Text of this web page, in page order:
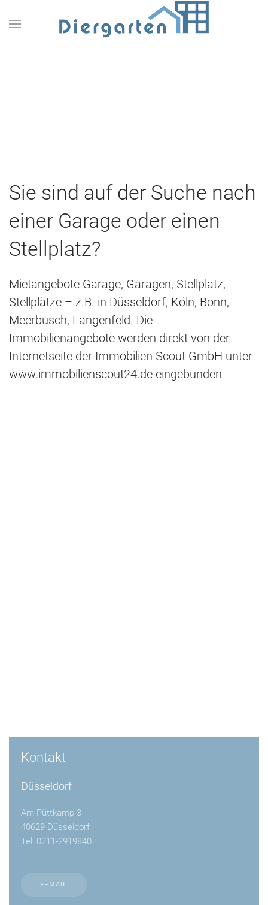
Sie sind auf der Suche nach
einer Garage oder einen
Stellplatz?
Mietangebote Garage, Garagen, Stellplatz,
Stellplätze – z.B. in Düsseldorf, Köln, Bonn,
Meerbusch, Langenfeld. Die
Immobilienangebote werden direkt von der
Internetseite der Immobilien Scout GmbH unter
www.immobilienscout24.de eingebunden
Kontakt
Düsseldorf
Am Püttkamp 3
40629 Düsseldorf
Tel: 0211-2919840
E-MAIL